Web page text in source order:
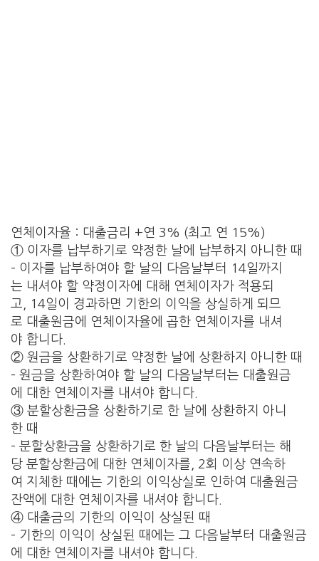
연체이자율 : 대출금리 +연 3% (최고 연 15%)
① 이자를 납부하기로 약정한 날에 납부하지 아니한 때
– 이자를 납부하여야 할 날의 다음날부터 14일까지
는 내셔야 할 약정이자에 대해 연체이자가 적용되
고, 14일이 경과하면 기한의 이익을 상실하게 되므
로 대출원금에 연체이자율에 곱한 연체이자를 내셔
야 합니다.
② 원금을 상환하기로 약정한 날에 상환하지 아니한 때
– 원금을 상환하여야 할 날의 다음날부터는 대출원금
에 대한 연체이자를 내셔야 합니다.
③ 분할상환금을 상환하기로 한 날에 상환하지 아니
한 때
– 분할상환금을 상환하기로 한 날의 다음날부터는 해
당 분할상환금에 대한 연체이자를, 2회 이상 연속하
여 지체한 때에는 기한의 이익상실로 인하여 대출원금
잔액에 대한 연체이자를 내셔야 합니다.
④ 대출금의 기한의 이익이 상실된 때
– 기한의 이익이 상실된 때에는 그 다음날부터 대출원금
에 대한 연체이자를 내셔야 합니다.